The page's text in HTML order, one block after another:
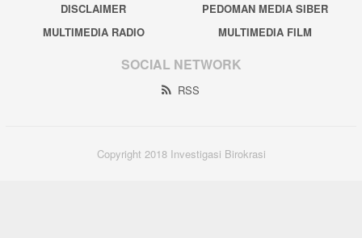
DISCLAIMER
PEDOMAN MEDIA SIBER
MULTIMEDIA RADIO
MULTIMEDIA FILM
SOCIAL NETWORK
RSS
Copyright 2018 Investigasi Birokrasi